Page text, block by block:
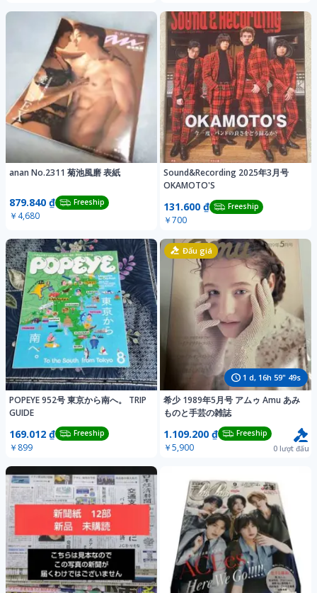
anan No.2311 菊池風磨 表紙
879.840 ₫ Freeship
￥4,680
Sound&Recording 2025年3月号
OKAMOTO'S
131.600 ₫ Freeship
￥700
POPEYE 952号 東京から南へ。 TRIP
GUIDE
169.012 ₫ Freeship
￥899
1 d, 16h 59" 46s
Đấu giá
希少 1989年5月号 アムゥ Amu あみ
ものと手芸の雑誌
1.109.200 ₫ Freeship
￥5,900 0 lượt đấu